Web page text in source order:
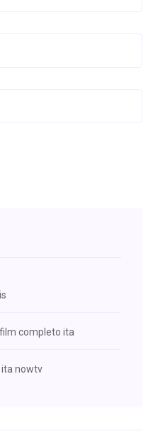
completo ita
nowtv